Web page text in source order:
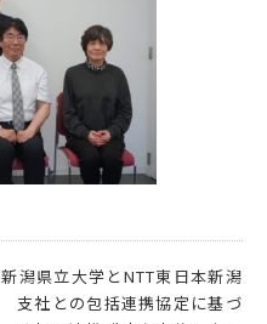
新潟県立大学とNTT東日本新潟
支社との包括連携協定に基づ